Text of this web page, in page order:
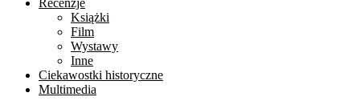
Recenzje
Książki
Film
Wystawy
Inne
Ciekawostki historyczne
Multimedia